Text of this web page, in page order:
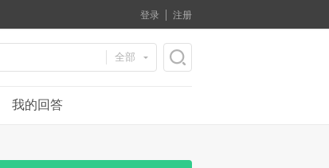
登录 注册
全部
我的回答